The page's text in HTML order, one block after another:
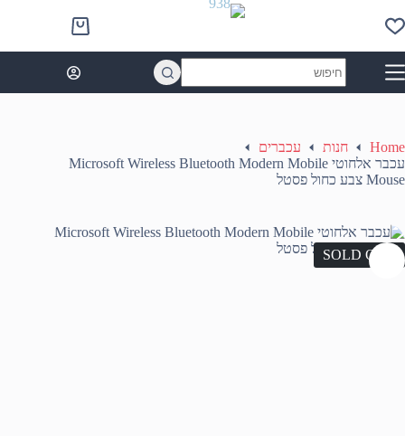
to
content
Shopping
cart
results
Home חנות
עכברים
עכבר אלחוטי Microsoft Wireless Bluetooth Modern Mobile
Mouse צבע כחול פסטל
SOLD OUT